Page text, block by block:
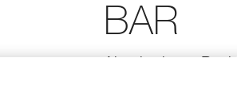
BAR
Abnehmbarer